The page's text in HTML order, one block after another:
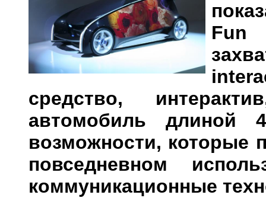
средство,
автомобиль длиной
возможности, которые
повседневном
коммуникационные